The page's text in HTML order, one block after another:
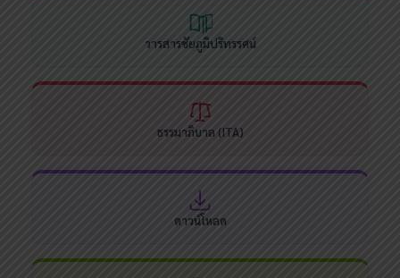
วารสารชัยภูมิปริทรรศน์
ธรรมาภิบาล (ITA)
ดาวน์โหลด